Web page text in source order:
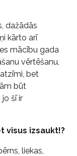
dažādās
kārto arī
mācību gada
vērtēšanu,
bet
būt
šī ir
visus izsaukt!?
liekas,